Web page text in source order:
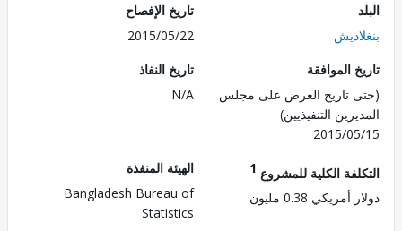
تاريخ الإفصاح
2015/05/22
الموافقة
تاريخ العرض على مجلس
التنفيذيين)
2015/
تاريخ النفاذ
N/A
الكلية للمشروع1
0.38 مليون
الهيئة المنفذة
Bangladesh Bureau of
Statistics